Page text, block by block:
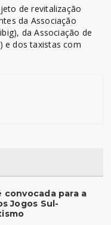
de revitalização
da Associação
da Associação de
e dos taxistas com
convocada para a
Jogos Sul-